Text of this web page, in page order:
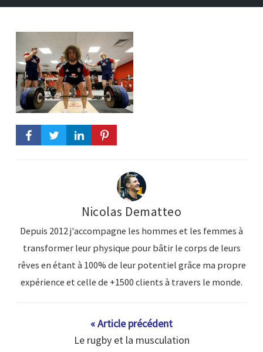
Nicolas Dematteo
Depuis 2012 j'accompagne les hommes et les femmes à
transformer leur physique pour bâtir le corps de leurs
rêves en étant à 100% de leur potentiel grâce ma propre
expérience et celle de +1500 clients à travers le monde.
« Article précédent
Le rugby et la musculation